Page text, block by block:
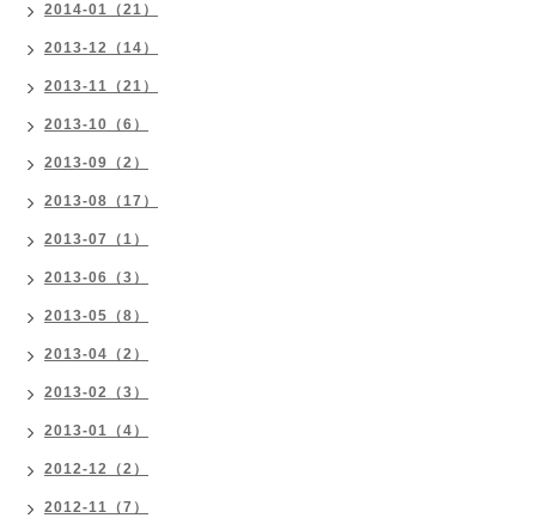
2014-01（21）
2013-12（14）
2013-11（21）
2013-10（6）
2013-09（2）
2013-08（17）
2013-07（1）
2013-06（3）
2013-05（8）
2013-04（2）
2013-02（3）
2013-01（4）
2012-12（2）
2012-11（7）